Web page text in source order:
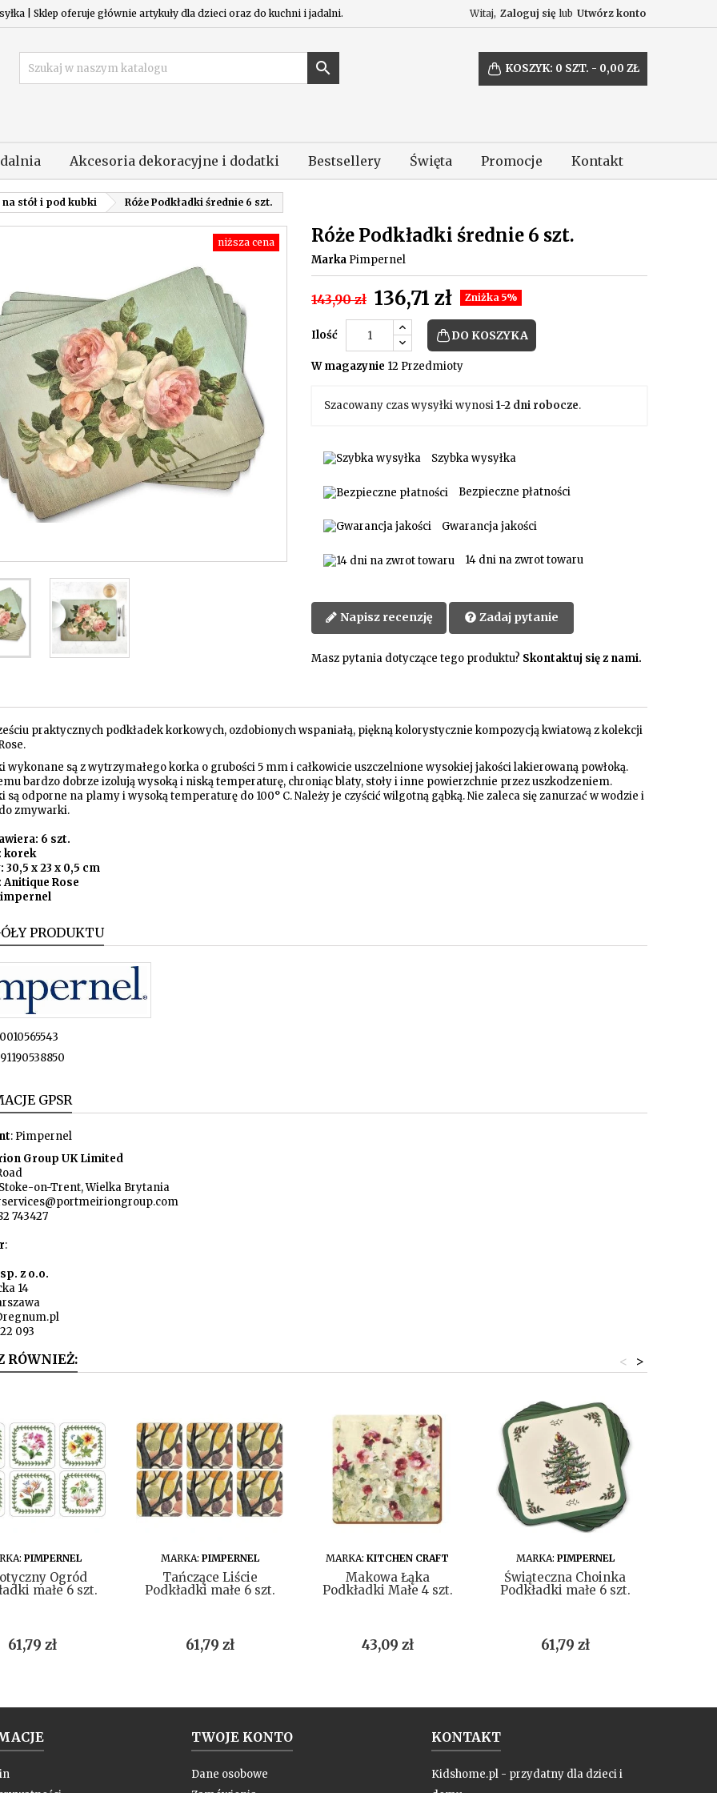
| Sklep oferuje głównie artykuły dla dzieci oraz do kuchni i jadalni. Witaj, Zaloguj się lub Utwórz konto
KOSZYK: 0 SZT. - 0,00 ZŁ

Akcesoria dekoracyjne i dodatki Bestsellery Święta Promocje Kontakt
na stół i pod kubki Róże Podkładki średnie 6 szt.
niższa cena Róże Podkładki średnie 6 szt.
Marka Pimpernel
143,90 zł 136,71 zł Zniżka 5%
Ilość DO KOSZYKA
W magazynie 12 Przedmioty
Szacowany czas wysyłki wynosi1-2 dni robocze.
Szybka wysyłka
Bezpieczne płatności
Gwarancja jakości
14 dni na zwrot towaru
Napisz recenzję Zadaj pytanie
Masz pytania dotyczące tego produktu? Skontaktuj się z nami.
praktycznych podkładek korkowych, ozdobionych wspaniałą, piękną kolorystycznie kompozycją kwiatową z kolekcji
wykonane są z wytrzymałego korka o grubości 5 mm i całkowicie uszczelnione wysokiej jakości lakierowaną powłoką.
bardzo dobrze izolują wysoką i niską temperaturę, chroniąc blaty, stoły i inne powierzchnie przez uszkodzeniem.
są odporne na plamy i wysoką temperaturę do 100° C. Należy je czyścić wilgotną gąbką. Nie zaleca się zanurzać w wodzie i
zmywarki.
6 szt.
korek
30,5 x 23 x 0,5 cm
Anitique Rose
PRODUKTU
GPSR
: Pimpernel
Group UK Limited
Stoke-on-Trent, Wielka Brytania
743427
:
z o.o.
14
093
RÓWNIEŻ: >
<
DO KOSZYKA
PIMPERNEL
Ogród
małe 6 szt.
Cena
61,79 zł
DO KOSZYKA
MARKA: PIMPERNEL
Tańczące Liście
Podkładki małe 6 szt.
Cena
61,79 zł
DO KOSZYKA
MARKA: KITCHEN CRAFT
Makowa Łąka
Podkładki Małe 4 szt.
Cena
43,09 zł
DO KOSZYKA
MARKA: PIMPERNEL
Świąteczna Choinka
Podkładki małe 6 szt.
Cena
61,79 zł
TWOJE KONTO
Dane osobowe
KONTAKT
Kidshome.pl - przydatny dla dzieci i